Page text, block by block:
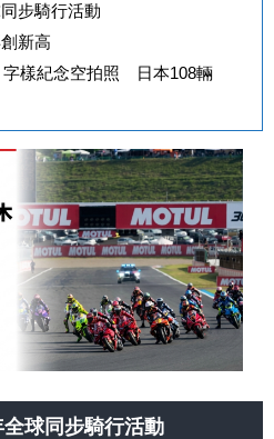
步騎行活動
新高
字樣紀念空拍照 日本108輛
球同步騎行活動